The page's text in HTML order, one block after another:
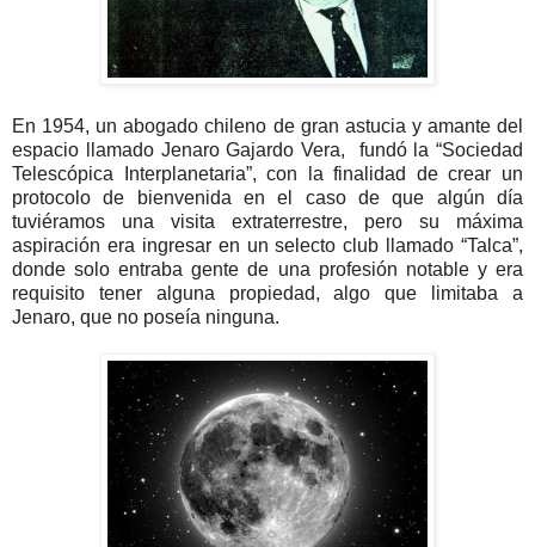
En 1954, un abogado chileno de gran astucia y amante del
espacio llamado Jenaro Gajardo Vera, fundó la “Sociedad
Telescópica Interplanetaria”, con la finalidad de crear un
protocolo de bienvenida en el caso de que algún día
tuviéramos una visita extraterrestre, pero su máxima
aspiración era ingresar en un selecto club llamado “Talca”,
donde solo entraba gente de una profesión notable y era
requisito tener alguna propiedad, algo que limitaba a
Jenaro, que no poseía ninguna.